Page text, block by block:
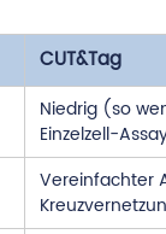
CUT&Tag
Niedrig (so
Einzelzell-
Vereinfachter